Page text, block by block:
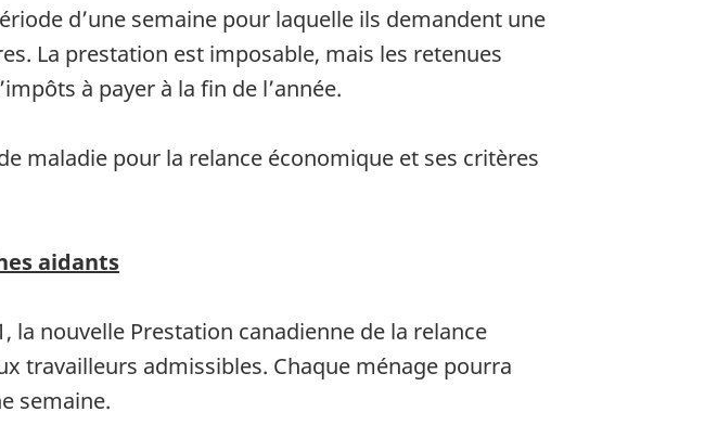
d’une semaine pour laquelle ils demandent une
La prestation est imposable, mais les retenues
à payer à la fin de l’année.
maladie pour la relance économique et ses critères
aidants
la nouvelle Prestation canadienne de la relance
travailleurs admissibles. Chaque ménage pourra
semaine.